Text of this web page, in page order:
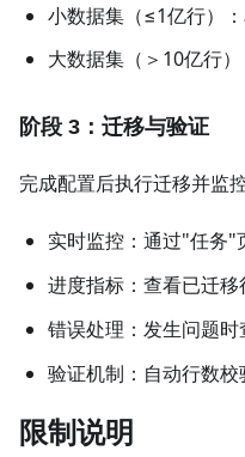
小数据集（≤1亿行）
大数据集（＞10亿行
阶段 3：迁移与验证
完成配置后执行迁移并监
实时监控：通过"任务"
进度指标：查看已迁
错误处理：发生问题
验证机制：自动行数
限制说明